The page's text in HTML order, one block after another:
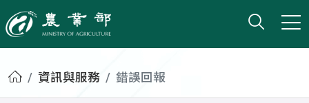
農業部
打開
小版
首頁資訊與服務 錯誤回報